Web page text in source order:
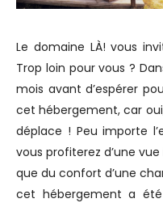
Le domaine LÀ! vous
Trop loin pour vous ?
mois avant d’espérer
cet hébergement, car
déplace ! Peu importe
vous profiterez d’une
que du confort d’une
cet hébergement a